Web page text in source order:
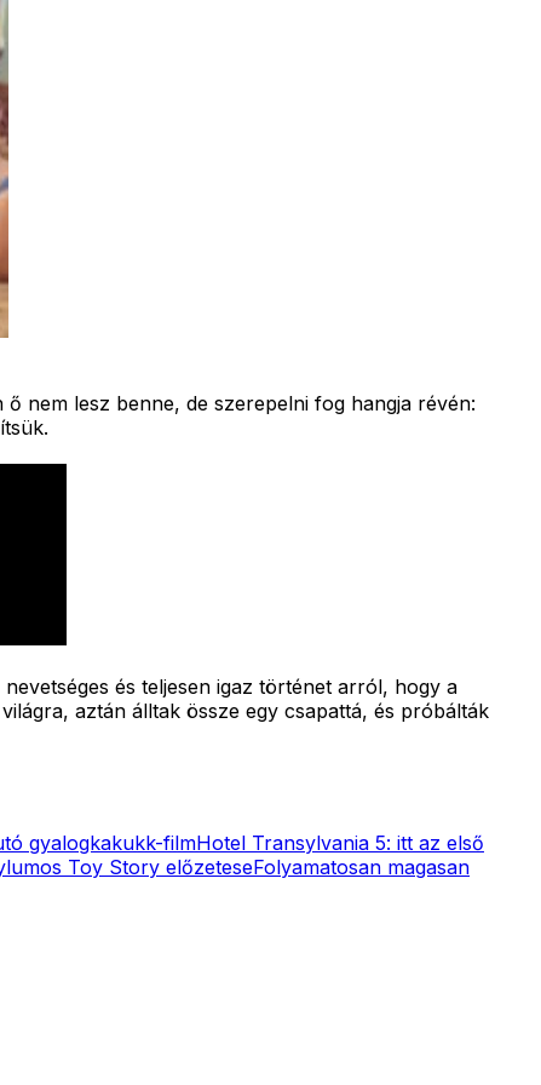
nem lesz benne, de szerepelni fog hangja révén:
nevetséges és teljesen igaz történet arról, hogy a
aztán álltak össze egy csapattá, és próbálták
gyalogkakukk-filmHotel Transylvania 5: itt az első
Toy Story előzeteseFolyamatosan magasan